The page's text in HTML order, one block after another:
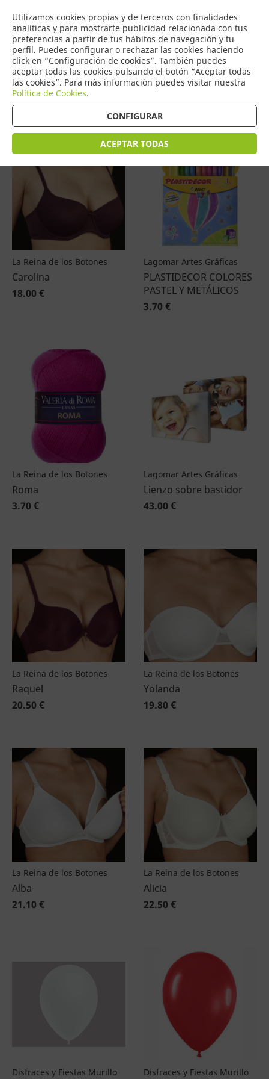
Utilizamos cookies propias y de terceros con finalidades
analíticas y para mostrarte publicidad relacionada con tus
preferencias a partir de tus hábitos de navegación y tu
perfil. Puedes configurar o rechazar las cookies haciendo
click en “Configuración de cookies”. También puedes
aceptar todas las cookies pulsando el botón “Aceptar todas
las cookies”. Para más información puedes visitar nuestra
Política de Cookies.
CONFIGURAR
ACEPTAR TODAS
0
COMERCIO
DE TORRIJOS
Productos (4579)
Ordenar por precio
La Reina de los Botones
Carolina
18.00 €
Lagomar Artes Gráficas
PLASTIDECOR COLORES
PASTEL Y METÁLICOS
3.70 €
La Reina de los Botones
Roma
3.70 €
Lagomar Artes Gráficas
Lienzo sobre bastidor
43.00 €
La Reina de los Botones
Raquel
20.50 €
La Reina de los Botones
Yolanda
19.80 €
La Reina de los Botones
Alba
21.10 €
La Reina de los Botones
Alicia
22.50 €
Disfraces y Fiestas Murillo Disfraces y Fiestas Murillo